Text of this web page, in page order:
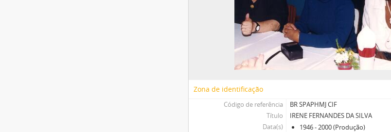
Zona de identificação
Código de referência
BR SPAPHMJ CIF
Título
IRENE FERNANDES DA SILVA
Data(s)
1946 - 2000 (Produção)